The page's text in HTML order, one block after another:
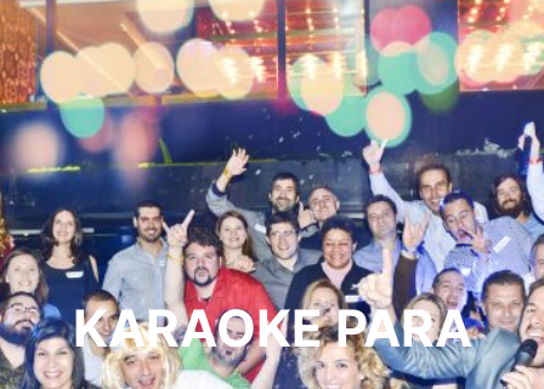
KARAOKE PARA